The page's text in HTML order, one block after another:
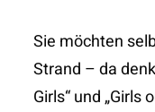
Sie möchten
Strand – da
Girls“ und